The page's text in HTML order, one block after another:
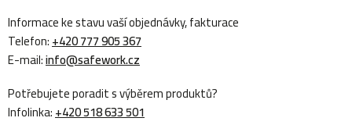
Informace ke stavu vaší objednávky, fakturace
Telefon:+420 777 905 367
E-mail:info@safework.cz
Potřebujete poradit s výběrem produktů?
Infolinka:+420 518 633 501